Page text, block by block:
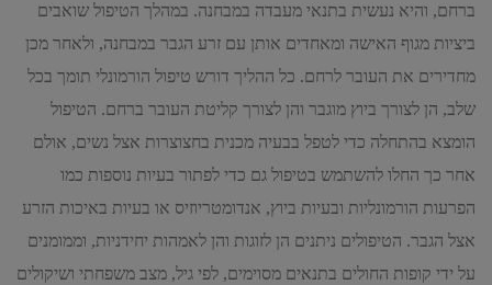
ברחם, והיא נעשית בתנאי מעבדה במבחנה. במהלך הטיפול שואבים
ביציות מגוף האישה ומאחדים אותן עם זרע הגבר במבחנה, ולאחר מכן
מחדירים את העובר לרחם. כל ההליך דורש טיפול הורמונלי תומך בכל
שלב, הן לצורך ביוץ מוגבר והן לצורך קליטת העובר ברחם. הטיפול
הומצא בהתחלה כדי לטפל בבעיה מכנית בחצוצרות אצל נשים, אולם
אחר כך החלו להשתמש בטיפול גם כדי לפתור בעיות נוספות כמו
הפרעות הורמונליות ובעיות ביוץ, אנדומטריוזיס או בעיות באיכות הזרע
אצל הגבר. הטיפולים ניתנים הן לזוגות והן לאמהות יחידניות, וממומנים
על ידי קופות החולים בתנאים מסוימים, לפי גיל, מצב משפחתי ושיקולים